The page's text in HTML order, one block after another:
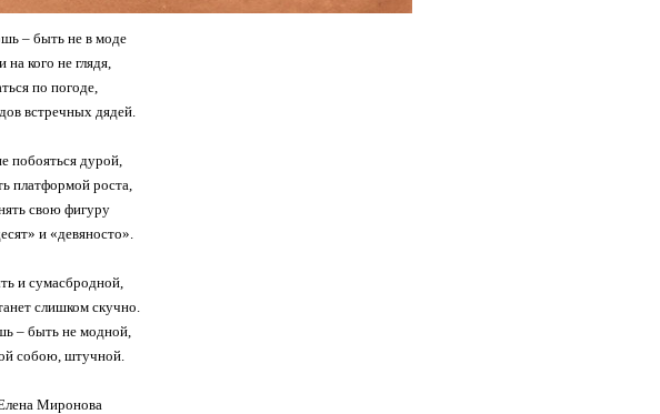
– быть не в моде
на кого не глядя,
по погоде,
встречных дядей.
побояться дурой,
платформой роста,
свою фигуру
и «девяносто».
и сумасбродной,
слишком скучно.
– быть не модной,
собою, штучной.
Миронова